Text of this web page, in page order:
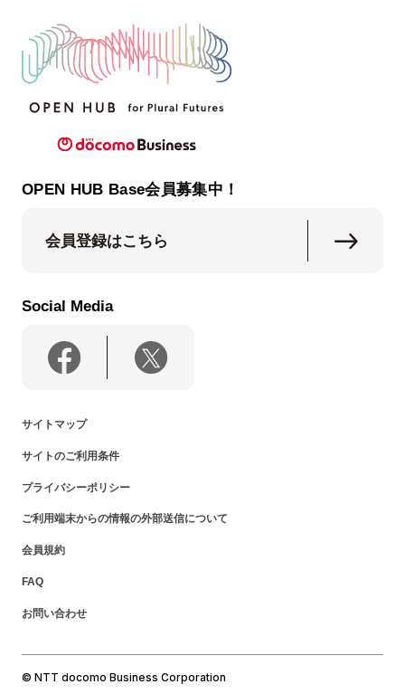
OPEN HUB Base会員募集中！
会員登録はこちら
Social Media
サイトマップ
サイトのご利用条件
プライバシーポリシー
ご利用端末からの情報の外部送信について
会員規約
FAQ
お問い合わせ
© NTT docomo Business Corporation